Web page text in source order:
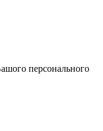
персонального